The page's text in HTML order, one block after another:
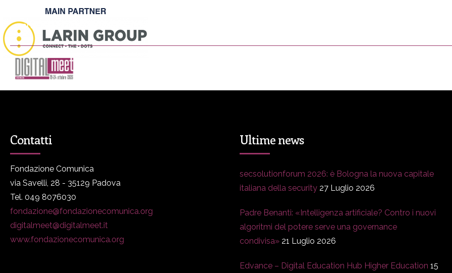
DIGITALmeet è un progetto promosso da Fondazione Comunica
Contatti
Fondazione Comunica
via Savelli, 28 - 35129 Padova
Tel. 049 8076030
fondazione@fondazionecomunica.org
digitalmeet@digitalmeet.it
www.fondazionecomunica.org
Ultime news
secsolutionforum 2026: è Bologna la nuova capitale
italiana della security 27 Luglio 2026
Padre Benanti: «Intelligenza artificiale? Contro i nuovi
algoritmi del potere serve una governance
condivisa» 21 Luglio 2026
Edvance – Digital Education Hub Higher Education 15